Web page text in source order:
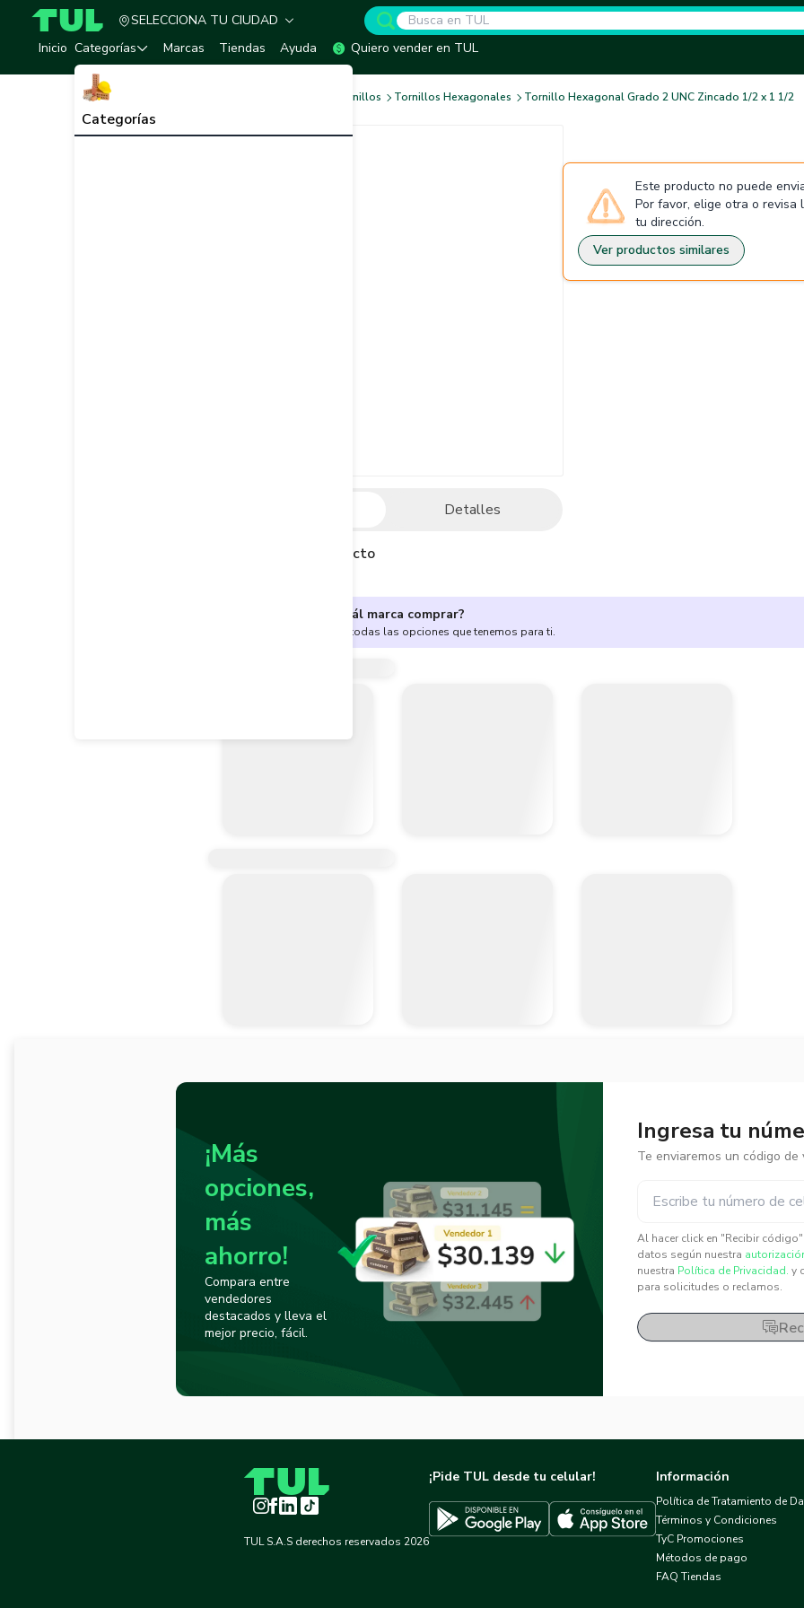
TUL - Tu Marketplace de Construcción
SELECCIONA TU CIUDAD
Inicio Categorías
Categorías
Marcas Tiendas Ayuda Quiero vender en TUL
Tornillos Tornillos Hexagonales Tornillo Hexagonal Grado 2 UNC Zincado 1/2 x 1 1/2
Detalles
Descripción del producto
Este producto no puede
Por favor, elige otra o revisa
tu dirección.
Ver productos similares
¿No sabes cuál marca comprar?
Encuentra aquí todas las opciones que tenemos para ti.
¡Más
opciones,
más
ahorro!
Compara entre
vendedores
destacados y lleva el
mejor precio, fácil.
Ingresa tu
Te enviaremos un código de
Al hacer click en "Recibir
datos según nuestra
nuestra Política de Privacidad. y
para solicitudes o reclamos.
Instagram
Facebook
LinkedInTikTok
TUL S.A.S derechos reservados 2026
¡Pide TUL desde tu celular!
Descargar TUL en Google PlayDescargar TUL en App Store
Información
Política de Tratamiento de
Términos y Condiciones
TyC Promociones
Métodos de pago
FAQ Tiendas